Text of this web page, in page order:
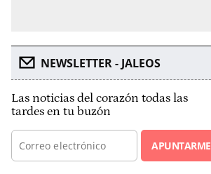
NEWSLETTER - JALEOS
Las noticias del corazón todas las
tardes en tu buzón
APUNTARME